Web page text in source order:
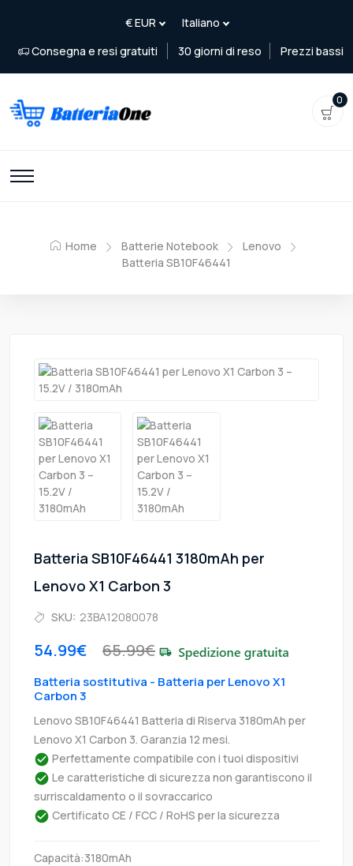
Consegna e resi gratuiti 30 giorni di reso Prezzi bassi
0
Home Batterie Notebook
Lenovo
Batteria SB10F46441
Batteria SB10F46441 3180mAh per
Lenovo X1 Carbon 3
SKU: 23BA12080078
54.99€ 65.99€
Batteria sostitutiva - Batteria per Lenovo X1
Carbon 3
Lenovo SB10F46441 Batteria di Riserva 3180mAh per
Lenovo X1 Carbon 3. Garanzia 12 mesi.
Perfettamente compatibile con i tuoi dispositivi
Le caratteristiche di sicurezza non garantiscono il
surriscaldamento o il sovraccarico
Certificato CE / FCC / RoHS per la sicurezza
Capacità:3180mAh